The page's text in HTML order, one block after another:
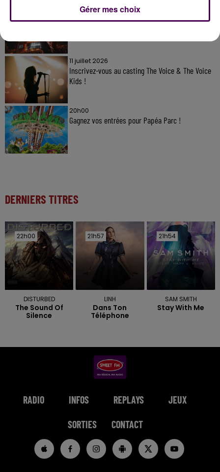
20h00
Gagnez vos pass pour le V and B Fest' 2026 !
11 juillet 2026
Inscrivez-vous au casting The Voice & The Voice
Kids !
20h00
Gagnez vos entrées pour Papéa Parc !
DERNIERS TITRES
22h00
22h00
DISTURBED
The Sound Of
Silence
21h57
21h57
LINH
Dans Ton
Téléphone
21h54
21h54
SAM SMITH
Stay With Me
RADIO INFOS REPLAYS JEUX
SORTIES CONTACT
Gérer mes choix